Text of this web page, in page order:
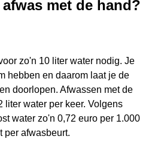
met de hand?
zo'n 10 liter water nodig. Je
hebben en daarom laat je de
doorlopen. Afwassen met de
liter water per keer. Volgens
water zo'n 0,72 euro per 1.000
per afwasbeurt.